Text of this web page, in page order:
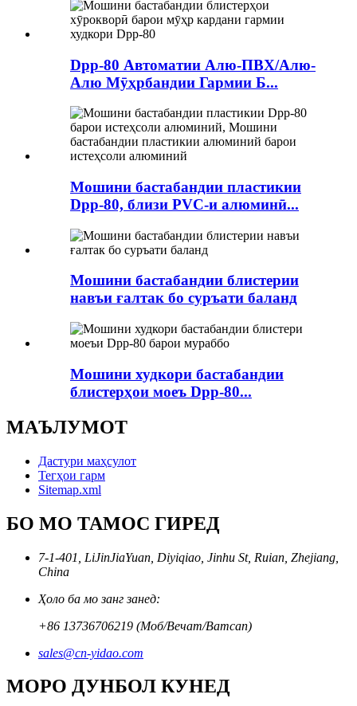
Dpp-80 Автоматии Алю-ПВХ/Алю-
Алю Мӯҳрбандии Гармии Б...
Мошини бастабандии пластикии
Dpp-80, близи PVC-и алюминӣ...
Мошини бастабандии блистерии
навъи ғалтак бо суръати баланд
Мошини худкори бастабандии
блистерҳои моеъ Dpp-80...
МАЪЛУМОТ
Дастури маҳсулот
Тегҳои гарм
Sitemap.xml
БО МО ТАМОС ГИРЕД
7-1-401, LiJinJiaYuan, Diyiqiao, Jinhu St, Ruian, Zhejiang,
China
Ҳоло ба мо занг занед:
+86 13736706219 (Моб/Вечат/Ватсап)
sales@cn-yidao.com
МОРО ДУНБОЛ КУНЕД